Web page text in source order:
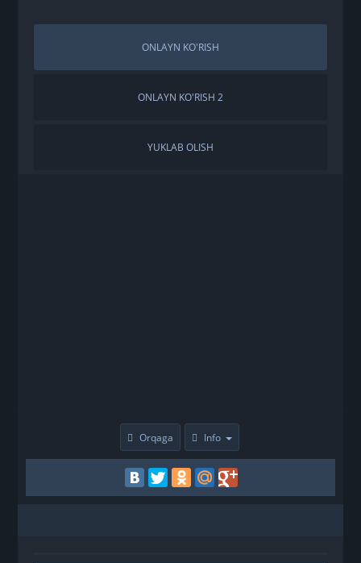
ONLAYN KO'RISH
ONLAYN KO'RISH 2
YUKLAB OLISH
Orqaga Info